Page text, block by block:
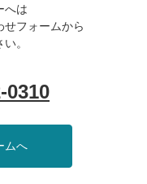
へは
せフォームから
。
0310
ムへ